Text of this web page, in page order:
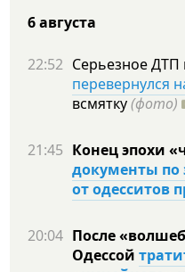
6 августа
22:52 Серьезное ДТП
перевернулся
всмятку(фото)
21:45 Конец эпохи
документы по
от одесситов
20:04 После
Одессой